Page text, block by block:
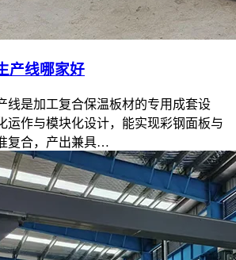
产线哪家好
线是加工复合保温板材的专用成套设
运作与模块化设计，能实现彩钢面板与
复合，产出兼具…